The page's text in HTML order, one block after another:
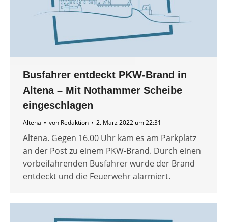
Busfahrer entdeckt PKW-Brand in
Altena – Mit Nothammer Scheibe
eingeschlagen
Altena von Redaktion 2. März 2022 um 22:31
Altena. Gegen 16.00 Uhr kam es am Parkplatz
an der Post zu einem PKW-Brand. Durch einen
vorbeifahrenden Busfahrer wurde der Brand
entdeckt und die Feuerwehr alarmiert.